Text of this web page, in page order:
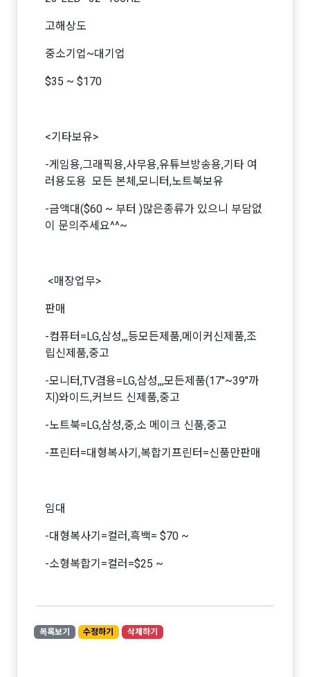
고해상도
중소기업~대기업
$35 ~ $170
<기타보유>​
-게임용,그래픽용,사무용,유튜브방송용,기타 여
러용도용 모든 본체,모니터,노트북보유
-금액대($60 ~ 부터 )많은종류가 있으니 부담없
이 문의주세요^^~
<매장업무>​
판매
-컴퓨터=LG,삼성,,,등모든제품,메이커신제품,조
립신제품,중고
-모니터,TV겸용=LG,삼성,,,모든제품(17"~39"까
지)와이드,커브드 신제품,중고
-노트북=LG,삼성,중,소 메이크 신품,중고
-프린터=대형복사기,복합기프린터=신품만판매
임대
-대형복사기=컬러,흑백= $70 ~
-소형복합기=컬러=$25 ~
목록보기 수정하기 삭제하기